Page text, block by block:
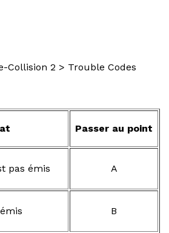
Collision 2 > Trouble Codes
Passer au point
pas émis A
B